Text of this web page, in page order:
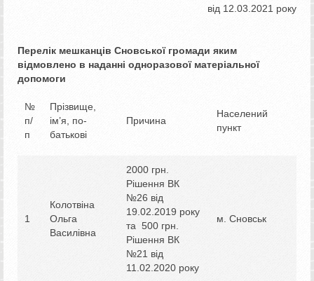
від 12.03.2021 року
Перелік мешканців Сновської громади яким
відмовлено в наданні одноразової матеріальної
допомоги
№
п/
п
Прізвище,
ім’я, по-
батькові
Причина
Населений
пункт
1
Колотвіна
Ольга
Василівна
2000 грн.
Рішення ВК
№26 від
19.02.2019 року
та 500 грн.
Рішення ВК
№21 від
11.02.2020 року
м. Сновськ